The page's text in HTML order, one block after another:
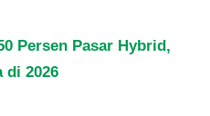
Persen Pasar Hybrid,
di 2026